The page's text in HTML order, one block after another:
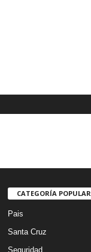
CATEGORÍA POPULAR
Pais
Santa Cruz
Seguridad